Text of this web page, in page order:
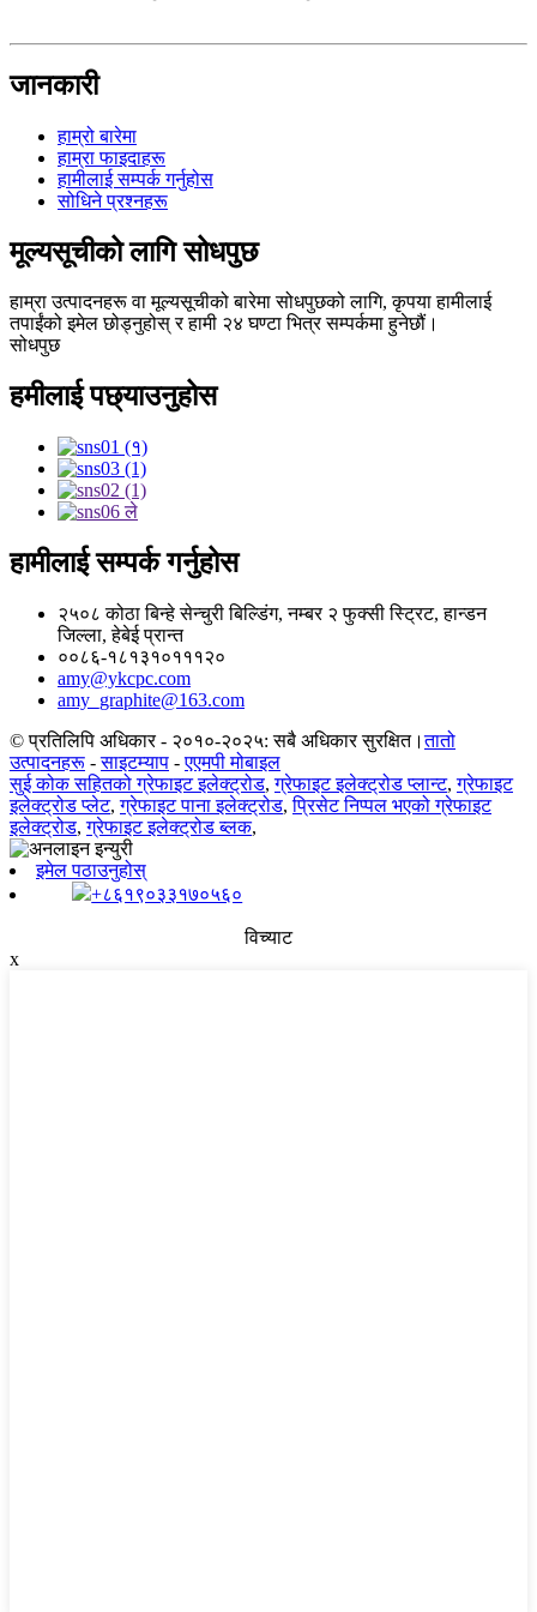
जानकारी
हाम्रो बारेमा
हाम्रा फाइदाहरू
हामीलाई सम्पर्क गर्नुहोस
सोधिने प्रश्नहरू
मूल्यसूचीको लागि सोधपुछ
हाम्रा उत्पादनहरू वा मूल्यसूचीको बारेमा सोधपुछको लागि, कृपया हामीलाई
तपाईंको इमेल छोड्नुहोस् र हामी २४ घण्टा भित्र सम्पर्कमा हुनेछौं।
सोधपुछ
हमीलाई पछ्याउनुहोस
हामीलाई सम्पर्क गर्नुहोस
२५०८ कोठा बिन्हे सेन्चुरी बिल्डिंग, नम्बर २ फुक्सी स्ट्रिट, हान्डन
जिल्ला, हेबेई प्रान्त
००८६-१८१३१०१११२०
amy@ykcpc.com
amy_graphite@163.com
© प्रतिलिपि अधिकार - २०१०-२०२५: सबै अधिकार सुरक्षित।तातो
उत्पादनहरू -साइटम्याप -एएमपी मोबाइल
सुई कोक सहितको ग्रेफाइट इलेक्ट्रोड,ग्रेफाइट इलेक्ट्रोड प्लान्ट,ग्रेफाइट
इलेक्ट्रोड प्लेट,ग्रेफाइट पाना इलेक्ट्रोड,प्रिसेट निप्पल भएको ग्रेफाइट
इलेक्ट्रोड,ग्रेफाइट इलेक्ट्रोड ब्लक,
इमेल पठाउनुहोस्
+८६१९०३३१७०५६०
विच्याट
x